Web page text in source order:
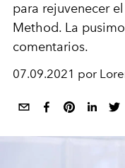
para rejuvenecer
Method. La
comentarios.
07.09.2021 por